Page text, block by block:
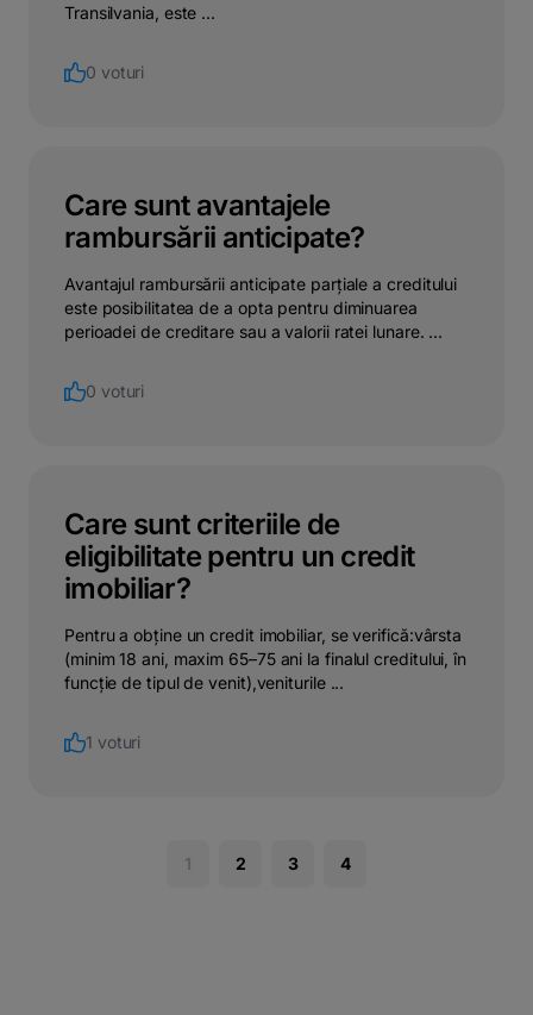
Transilvania, este ...
0 voturi
Care sunt avantajele
rambursării anticipate?
Avantajul rambursării anticipate parțiale a creditului
este posibilitatea de a opta pentru diminuarea
perioadei de creditare sau a valorii ratei lunare. ...
0 voturi
Care sunt criteriile de
eligibilitate pentru un credit
imobiliar?
Pentru a obține un credit imobiliar, se verifică:vârsta
(minim 18 ani, maxim 65–75 ani la finalul creditului, în
funcție de tipul de venit),veniturile ...
1 voturi
1 2 3 4